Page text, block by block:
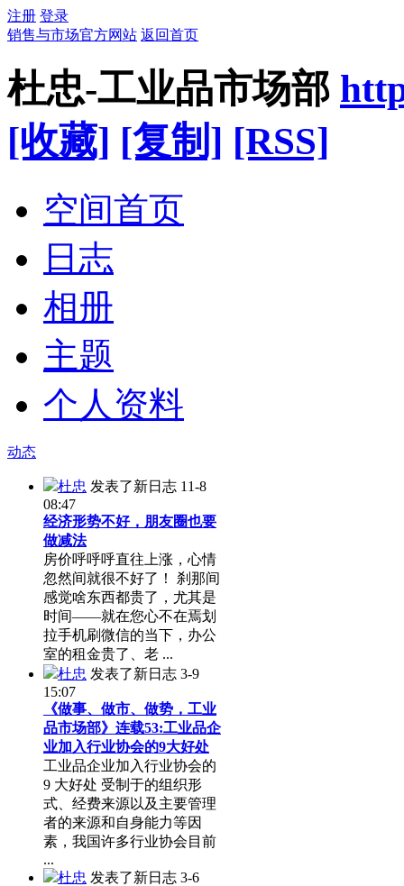
注册 登录
销售与市场官方网站 返回首页
杜忠-工业品市场部
[收藏] [复制] [RSS]
空间首页
日志
相册
主题
个人资料
动态
杜忠 发表了新日志 11-8
08:47
经济形势不好，朋友圈也要
做减法
房价呼呼呼直往上涨，心情
忽然间就很不好了！ 刹那间
感觉啥东西都贵了，尤其是
时间——就在您心不在焉划
拉手机刷微信的当下，办公
室的租金贵了、老 ...
杜忠 发表了新日志 3-9
15:07
《做事、做市、做势，工业
品市场部》连载53:工业品企
业加入行业协会的9大好处
工业品企业加入行业协会的
9 大好处 受制于的组织形
式、经费来源以及主要管理
者的来源和自身能力等因
素，我国许多行业协会目前
...
杜忠 发表了新日志 3-6